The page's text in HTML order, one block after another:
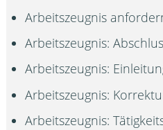
Arbeitszeugnis
Arbeitszeugnis:
Arbeitszeugnis:
Arbeitszeugnis:
Arbeitszeugnis: